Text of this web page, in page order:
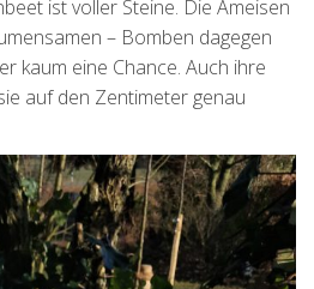
ist voller Steine. Die Ameisen
– Bomben dagegen
kaum eine Chance. Auch ihre
auf den Zentimeter genau